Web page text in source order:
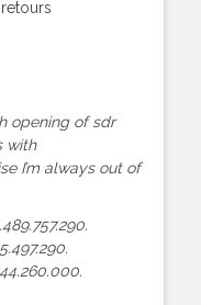
opening of sdr
with
I’m always out of